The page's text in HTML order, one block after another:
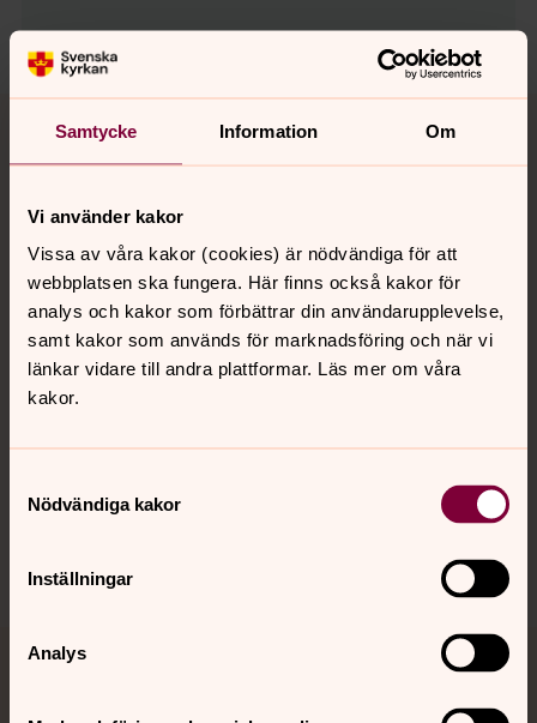
Samtycke Information Om
Vi använder kakor
Vissa av våra kakor (cookies) är nödvändiga för att
webbplatsen ska fungera. Här finns också kakor för
analys och kakor som förbättrar din användarupplevelse,
samt kakor som används för marknadsföring och när vi
länkar vidare till andra plattformar. Läs mer om våra
kakor.
Nödvändiga kakor
Inställningar
Analys
Tillbaka till toppen
Tillbaka till innehållet
Kontakt
Kalender
Hitta snabbt
Sociala kanaler